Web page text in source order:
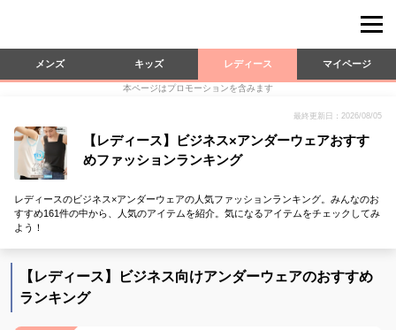
メンズ キッズ レディース マイページ
本ページはプロモーションを含みます
最終更新日：2026/08/05
【レディース】ビジネス×アンダーウェアおすす
めファッションランキング
レディースのビジネス×アンダーウェアの人気ファッションランキング。みんなのお
すすめ161件の中から、人気のアイテムを紹介。気になるアイテムをチェックしてみ
よう！
【レディース】ビジネス向けアンダーウェアのおすすめ
ランキング